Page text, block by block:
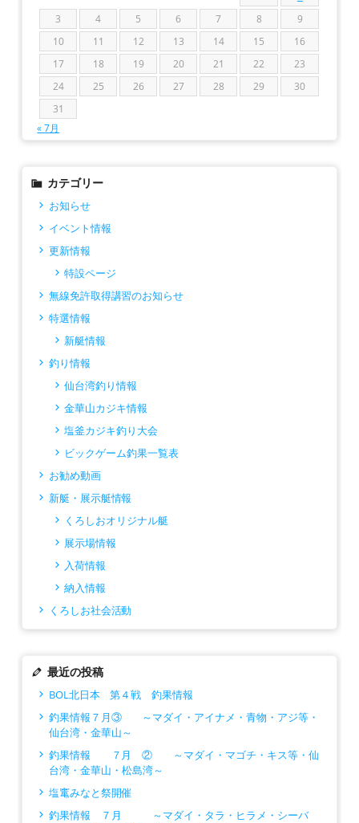
3
4 5 6 7 8
9
10
11 12 13 14 15
16
17
18 19 20 21 22
23
24
25 26 27 28 29
30
31
« 7月
カテゴリー
お知らせ
イベント情報
更新情報
特設ページ
無線免許取得講習のお知らせ
特選情報
新艇情報
釣り情報
仙台湾釣り情報
金華山カジキ情報
塩釜カジキ釣り大会
ビックゲーム釣果一覧表
お勧め動画
新艇・展示艇情報
くろしおオリジナル艇
展示場情報
入荷情報
納入情報
くろしお社会活動
最近の投稿
BOL北日本 第４戦 釣果情報
釣果情報７月③ ～マダイ・アイナメ・青物・アジ等・
仙台湾・金華山～
釣果情報 ７月 ② ～マダイ・マゴチ・キス等・仙
台湾・金華山・松島湾～
塩竃みなと祭開催
釣果情報 ７月 ～マダイ・タラ・ヒラメ・シーバ